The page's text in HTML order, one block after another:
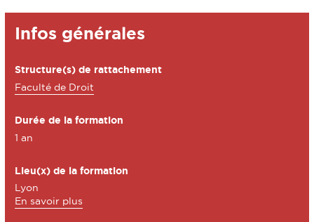
Détails
Infos générales
Structure(s) de rattachement
Faculté de Droit
Durée de la formation
1 an
Lieu(x) de la formation
Lyon
En savoir plus